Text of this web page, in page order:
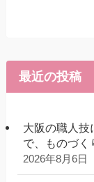
最近の投稿
大阪の職人技
で、ものづく
2026年8月6日